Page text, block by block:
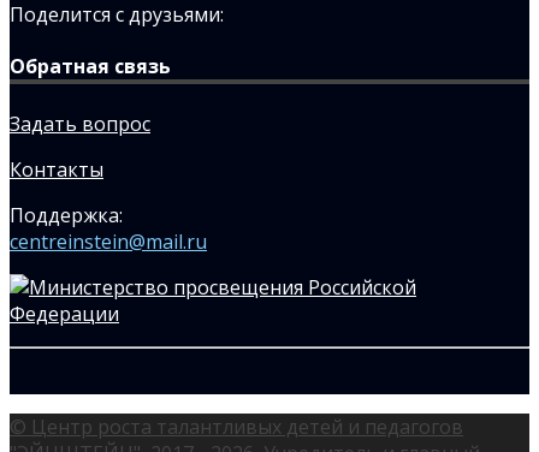
Поделится с друзьями:
Обратная связь
Задать вопрос
Контакты
Поддержка:
centreinstein@mail.ru
© Центр роста талантливых детей и педагогов